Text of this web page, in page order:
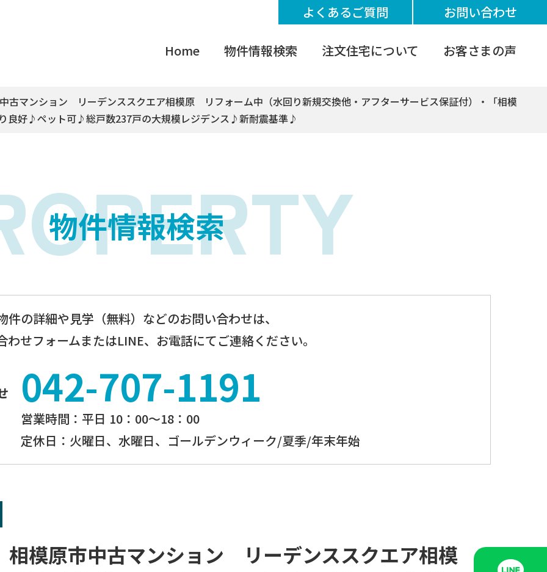
Home 物件情報検索 注文住宅について お客さまの声
よくあるご質問 お問い合わせ
古マンション リーデンススクエア相模原 リフォーム中（水回り新規交換他・アフターサービス保証付）・「相模
良好♪ペット可♪総戸数237戸の大規模レジデンス♪新耐震基準♪
物件情報検索
件の詳細や見学（無料）などのお問い合わせは、
わせフォームまたはLINE、お電話にてご連絡ください。
042-707-1191
営業時間：平⽇ 10：00〜18：00
定休⽇：火曜日、⽔曜⽇、ゴールデンウィーク/夏季/年末年始
模原市中古マンション リーデンススクエア相模